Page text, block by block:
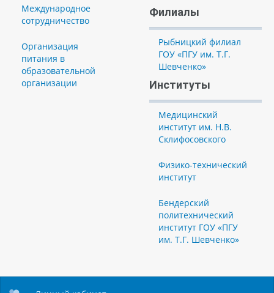
Международное
сотрудничество
Организация
питания в
образовательной
организации
Филиалы
Рыбницкий филиал
ГОУ «ПГУ им. Т.Г.
Шевченко»
Институты
Медицинский
институт им. Н.В.
Склифосовского
Физико-технический
институт
Бендерский
политехнический
институт ГОУ «ПГУ
им. Т.Г. Шевченко»